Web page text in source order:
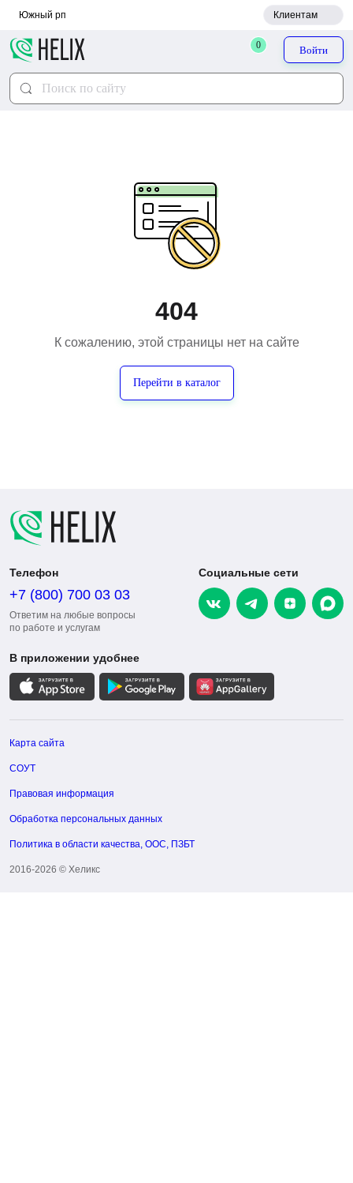
Южный рп Клиентам
0 Войти
404
К сожалению, этой страницы нет на сайте
Перейти в каталог
Телефон
+7 (800) 700 03 03
Ответим на любые вопросы
по работе и услугам
Социальные сети
В приложении удобнее
Карта сайта
СОУТ
Правовая информация
Обработка персональных данных
Политика в области качества, ООС, ПЗБТ
2016-2026 © Хеликс